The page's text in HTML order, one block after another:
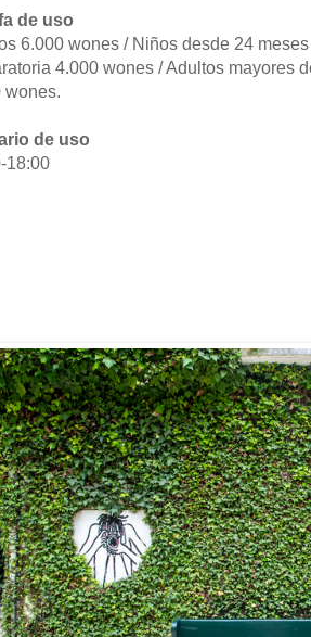
de uso
6.000 wones / Niños desde 24
4.000 wones / Adultos mayores
wones.
de uso
18:00